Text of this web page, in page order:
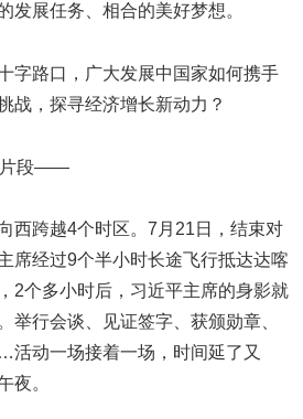
发展任务、相合的美好梦想。
字路口，广大发展中国家如何携手
战，探寻经济增长新动力？
片段——
西跨越4个时区。7月21日，结束对
席经过9个半小时长途飞行抵达达喀
2个多小时后，习近平主席的身影就
举行会谈、见证签字、获颁勋章、
动一场接着一场，时间延了又
夜。